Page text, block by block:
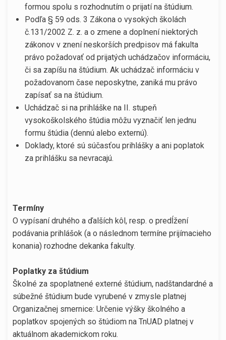
formou spolu s rozhodnutím o prijatí na štúdium.
Podľa § 59 ods. 3 Zákona o vysokých školách
č.131/2002 Z. z. a o zmene a doplnení niektorých
zákonov v znení neskorších predpisov má fakulta
právo požadovať od prijatých uchádzačov informáciu,
či sa zapíšu na štúdium. Ak uchádzač informáciu v
požadovanom čase neposkytne, zaniká mu právo
zapísať sa na štúdium.
Uchádzač si na prihláške na II. stupeň
vysokoškolského štúdia môžu vyznačiť len jednu
formu štúdia (dennú alebo externú).
Doklady, ktoré sú súčasťou prihlášky a ani poplatok
za prihlášku sa nevracajú.
Termíny
O vypísaní druhého a ďalších kôl, resp. o predĺžení
podávania prihlášok (a o následnom termíne prijímacieho
konania) rozhodne dekanka fakulty.
Poplatky za štúdium
Školné za spoplatnené externé štúdium, nadštandardné a
súbežné štúdium bude vyrubené v zmysle platnej
Organizačnej smernice: Určenie výšky školného a
poplatkov spojených so štúdiom na TnUAD platnej v
aktuálnom akademickom roku.